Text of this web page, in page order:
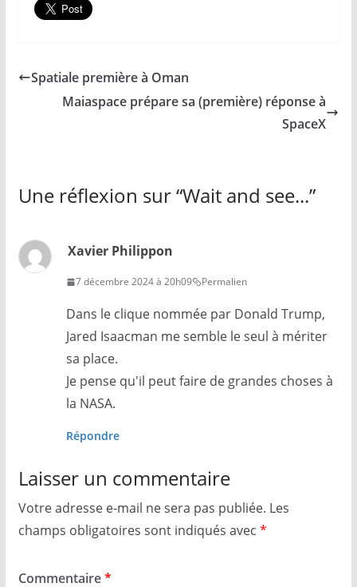
Spatiale première à Oman
Maiaspace prépare sa (première) réponse à
SpaceX
Une réflexion sur “Wait and see...”
Xavier Philippon
7 décembre 2024 à 20h09 Permalien
Dans le clique nommée par Donald Trump,
Jared Isaacman me semble le seul à mériter
sa place.
Je pense qu'il peut faire de grandes choses à
la NASA.
Répondre
Laisser un commentaire
Votre adresse e-mail ne sera pas publiée. Les
champs obligatoires sont indiqués avec *
Commentaire*